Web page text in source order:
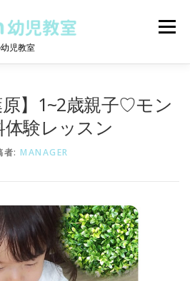
児教室
メニュー
原】1~2歳親子♡モン
験レッスン
者: MANAGER